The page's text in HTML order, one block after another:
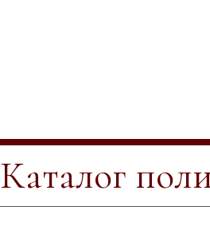
Каталог